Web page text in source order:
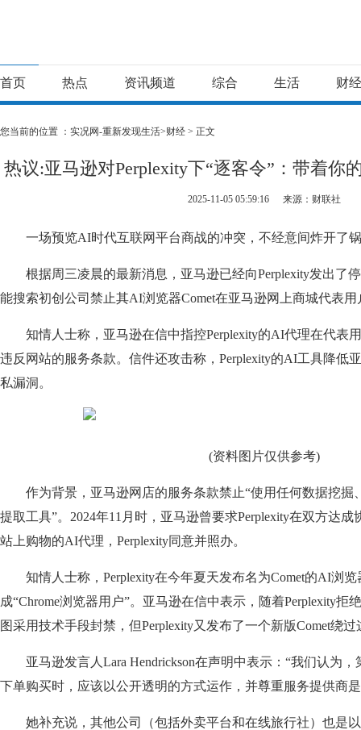
首页 热点 资讯频道 综合 生活 财经
您当前的位置 ： 实况网-重新发现生活>财经 > 正文
热议:亚马逊对Perplexity下“逐客令”：带着你
2025-11-05 05:59:16 来源：财联社
一场预览AI时代互联网平台商战的冲突，不经意间炸开了
根据周三凌晨的最新消息，亚马逊已经向Perplexity发出了
能搜索初创公司禁止其AI浏览器Comet在亚马逊网上商城代表
知情人士称，亚马逊在信中指控Perplexity的AI代理在代表
违反网站的服务条款。信件还攻击称，Perplexity的AI工具降低
私漏洞。
(资料图片仅供参考)
作为背景，亚马逊网店的服务条款禁止“使用任何数据挖掘
提取工具”。2024年11月时，亚马逊曾要求Perplexity在双方达
站上购物的AI代理，Perplexity同意并照办。
知情人士称，Perplexity在今年夏天发布名为Comet的AI浏
成“Chrome浏览器用户”。亚马逊在信中表示，随着Perplexity拒
图采用技术手段封禁，但Perplexity又发布了一个新版Comet绕
亚马逊发言人Lara Hendrickson在声明中表示：“我们认为
下单购买时，应该以公开透明的方式运作，并尊重服务提供商
她补充说，其他公司（包括外卖平台和在线旅行社）也是